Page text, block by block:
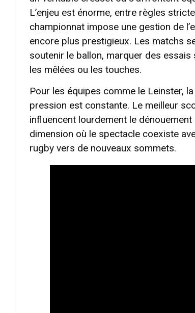
L’enjeu est énorme, entre règles
championnat impose une gestion de
encore plus prestigieux. Les matchs
soutenir le ballon, marquer des
les mêlées ou les touches.
Pour les équipes comme le Leinster,
pression est constante. Le meilleur
influencent lourdement le
dimension où le spectacle coexiste
rugby vers de nouveaux sommets.